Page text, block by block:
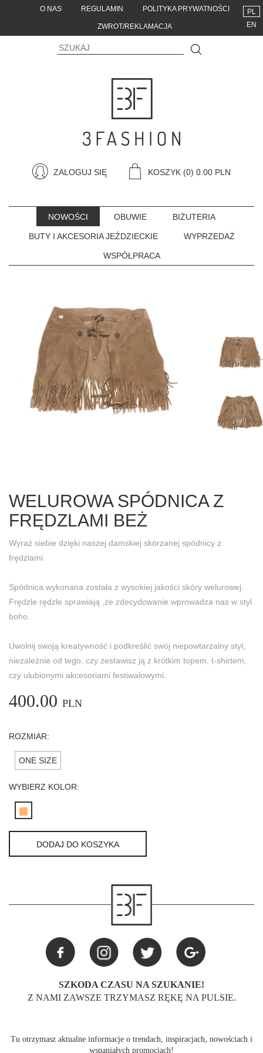
O NAS REGULAMIN POLITYKA PRYWATNOŚCI
ZWROT/REKLAMACJA
PL
EN
ZALOGUJ SIĘ KOSZYK (0) 0.00 PLN
NOWOŚCI OBUWIE BIŻUTERIA
BUTY I AKCESORIA JEŹDZIECKIE WYPRZEDAŻ
WSPÓŁPRACA
WELUROWA SPÓDNICA Z
FRĘDZLAMI BEŻ
Wyraź siebie dzięki naszej damskiej skórzanej spódnicy z
frędzlami.
Spódnica wykonana została z wysokiej jakości skóry welurowej.
Frędzle rędzle sprawiają ,że zdecydowanie wprowadza nas w styl
boho.
Uwolnij swoją kreatywność i podkreślić swój niepowtarzalny styl,
niezależnie od tego, czy zestawisz ją z krótkim topem, t-shirtem,
czy ulubionymi akcesoriami festiwalowymi.
400.00 PLN
ROZMIAR:
ONE SIZE
WYBIERZ KOLOR:
DODAJ DO KOSZYKA
SZKODA CZASU NA SZUKANIE!
Z NAMI ZAWSZE TRZYMASZ RĘKĘ NA PULSIE.
Tu otrzymasz aktualne informacje o trendach, inspiracjach, nowościach i
wspaniałych promocjach!